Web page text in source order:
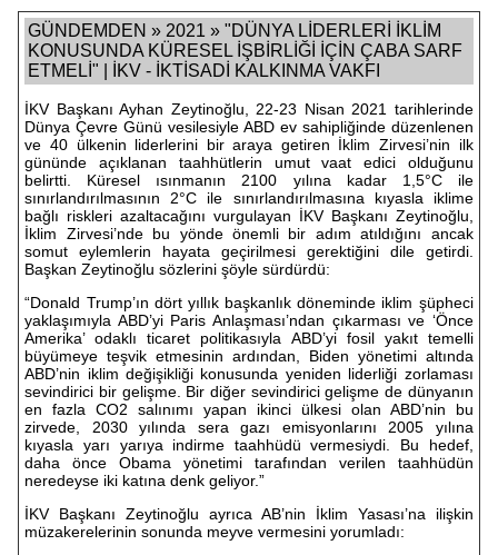
GÜNDEMDEN » 2021 » "DÜNYA LİDERLERİ İKLİM
KONUSUNDA KÜRESEL İŞBİRLİĞİ İÇİN ÇABA SARF
ETMELİ" | İKV - İKTİSADİ KALKINMA VAKFI
İKV Başkanı Ayhan Zeytinoğlu, 22-23 Nisan 2021 tarihlerinde
Dünya Çevre Günü vesilesiyle ABD ev sahipliğinde düzenlenen
ve 40 ülkenin liderlerini bir araya getiren İklim Zirvesi’nin ilk
gününde açıklanan taahhütlerin umut vaat edici olduğunu
belirtti. Küresel ısınmanın 2100 yılına kadar 1,5°C ile
sınırlandırılmasının 2°C ile sınırlandırılmasına kıyasla iklime
bağlı riskleri azaltacağını vurgulayan İKV Başkanı Zeytinoğlu,
İklim Zirvesi’nde bu yönde önemli bir adım atıldığını ancak
somut eylemlerin hayata geçirilmesi gerektiğini dile getirdi.
Başkan Zeytinoğlu sözlerini şöyle sürdürdü:
“Donald Trump’ın dört yıllık başkanlık döneminde iklim şüpheci
yaklaşımıyla ABD’yi Paris Anlaşması’ndan çıkarması ve ‘Önce
Amerika’ odaklı ticaret politikasıyla ABD’yi fosil yakıt temelli
büyümeye teşvik etmesinin ardından, Biden yönetimi altında
ABD’nin iklim değişikliği konusunda yeniden liderliği zorlaması
sevindirici bir gelişme. Bir diğer sevindirici gelişme de dünyanın
en fazla CO2 salınımı yapan ikinci ülkesi olan ABD’nin bu
zirvede, 2030 yılında sera gazı emisyonlarını 2005 yılına
kıyasla yarı yarıya indirme taahhüdü vermesiydi. Bu hedef,
daha önce Obama yönetimi tarafından verilen taahhüdün
neredeyse iki katına denk geliyor.”
İKV Başkanı Zeytinoğlu ayrıca AB’nin İklim Yasası’na ilişkin
müzakerelerinin sonunda meyve vermesini yorumladı: